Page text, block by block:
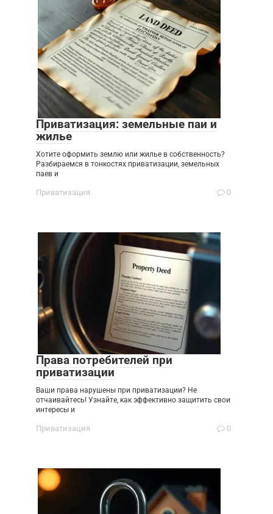
Приватизация: земельные паи и
жилье
Хотите оформить землю или жилье в собственность?
Разбираемся в тонкостях приватизации, земельных
паев и
Приватизация 0
Права потребителей при
приватизации
Ваши права нарушены при приватизации? Не
отчаивайтесь! Узнайте, как эффективно защитить свои
интересы и
Приватизация 0